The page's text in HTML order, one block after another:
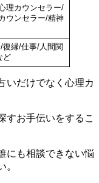
理カウンセラー/
ウンセラー/精神
復縁/仕事/人間関
ど
いだけでなく心理カ
すお手伝いをするこ
にも相談できない悩
。